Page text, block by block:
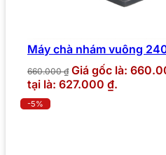
Máy chà nhám vuông
660.000₫ Giá gốc là:
tại là: 627.000 ₫.
-5%